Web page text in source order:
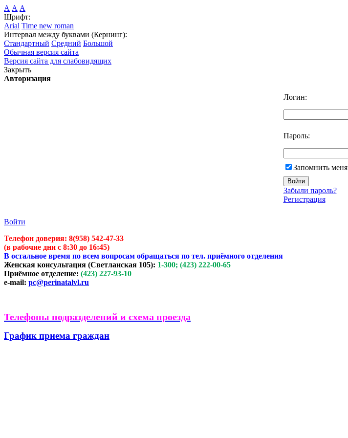
А А А
Шрифт:
Arial Time new roman
Интервал между буквами (Кернинг):
Стандартный Средний Большой
Обычная версия сайта
Версия сайта для слабовидящих
Закрыть
Авторизация
Логин:
Пароль:
Запомнить меня
Забыли пароль?
Регистрация
Войти
Телефон доверия: 8(958) 542-47-33
(в рабочие дни с 8:30 до 16:45)
В остальное время по всем вопросам обращаться по тел. приёмного отделения
Женская консультация (Светланская 105): 1-300; (423) 222-00-65
Приёмное отделение: (423) 227-93-10
e-mail: pc@perinatalvl.ru
Телефоны подразделений и схема проезда
График приема граждан